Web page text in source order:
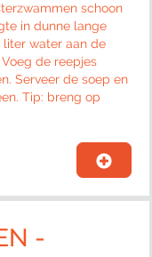
in dunne lange
liter water aan de
de reepjes
Serveer de soep en
op
-